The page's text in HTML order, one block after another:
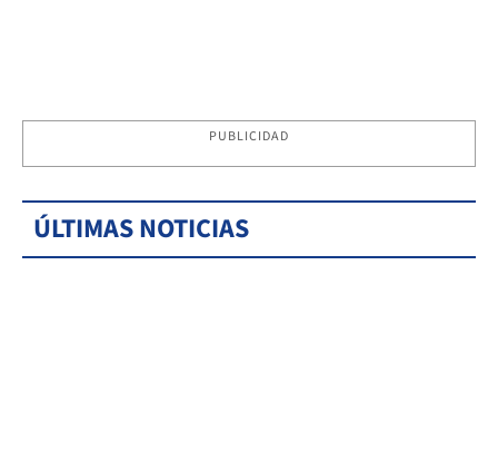
PUBLICIDAD
ÚLTIMAS NOTICIAS